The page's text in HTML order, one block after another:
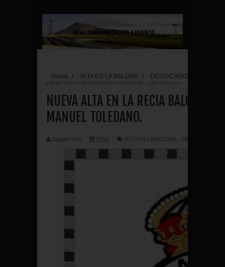
Home / ALTA EN LA BALONA / DESTACADO
MERCADO DE INVIERNO. MANUEL TOLEDANO.
NUEVA ALTA EN LA RECIA BALONA
MANUEL TOLEDANO.
blogger.com 15:04 ALTA EN LA BALONA DESTACADO